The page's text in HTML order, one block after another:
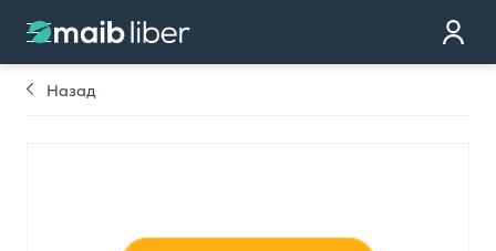
Контакт
стать клиентом
Назад